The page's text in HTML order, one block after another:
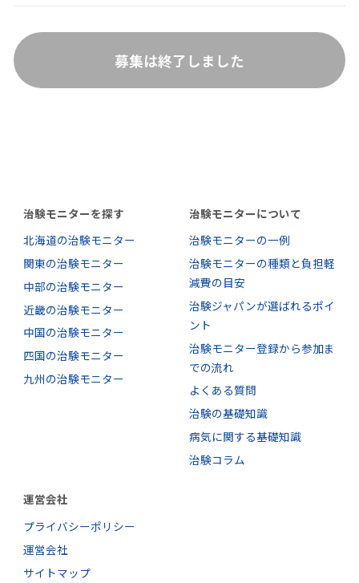
募集は終了しました
治験モニターを探す
北海道の治験モニター
関東の治験モニター
中部の治験モニター
近畿の治験モニター
中国の治験モニター
四国の治験モニター
九州の治験モニター
治験モニターについて
治験モニターの一例
治験モニターの種類と負担軽
減費の目安
治験ジャパンが選ばれるポイ
ント
治験モニター登録から参加ま
での流れ
よくある質問
治験の基礎知識
病気に関する基礎知識
治験コラム
運営会社
プライバシーポリシー
運営会社
サイトマップ